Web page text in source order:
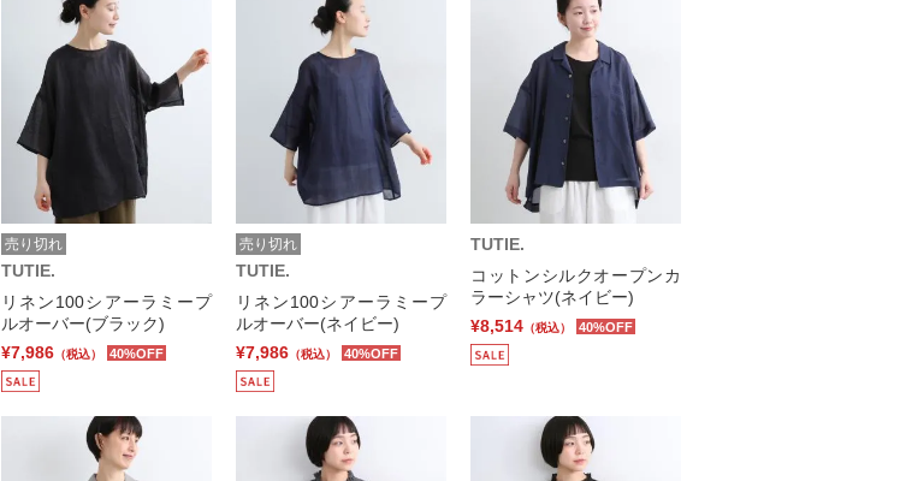
売り切れ
TUTIE.
リネン100シアーラミープ
ルオーバー(ブラック)
¥7,986 （税込） 40%OFF
売り切れ
TUTIE.
リネン100シアーラミープ
ルオーバー(ネイビー)
¥7,986 （税込） 40%OFF
TUTIE.
コットンシルクオープンカ
ラーシャツ(ネイビー)
¥8,514 （税込） 40%OFF